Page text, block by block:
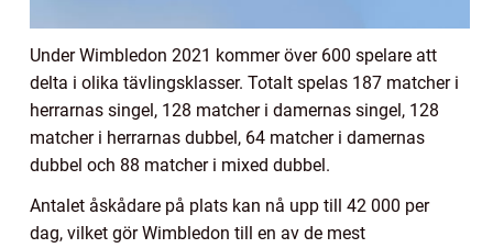
Under Wimbledon 2021 kommer över 600 spelare att
delta i olika tävlingsklasser. Totalt spelas 187 matcher i
herrarnas singel, 128 matcher i damernas singel, 128
matcher i herrarnas dubbel, 64 matcher i damernas
dubbel och 88 matcher i mixed dubbel.
Antalet åskådare på plats kan nå upp till 42 000 per
dag, vilket gör Wimbledon till en av de mest